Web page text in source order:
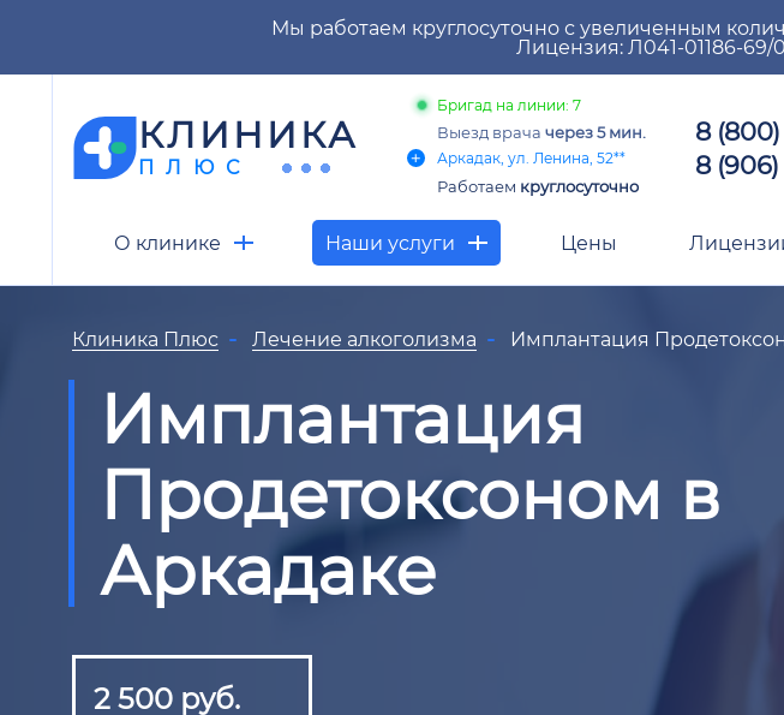
Мы работаем круглосуточно с увеличенным
Лицензия: Л041-01186-69/
КЛИНИКА
ПЛЮС
Бригад на линии: 7
Выезд врача через 5 мин.
Аркадак, ул. Ленина, 52**
Работаем круглосуточно
8
8
О клинике Наши услуги Цены
Клиника Плюс Лечение алкоголизма Имплантация
Имплантация
Продетоксоном в
Аркадаке
2 500 руб.